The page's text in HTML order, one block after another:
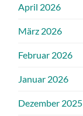
April 2026
März 2026
Februar 2026
Januar 2026
Dezember 2025